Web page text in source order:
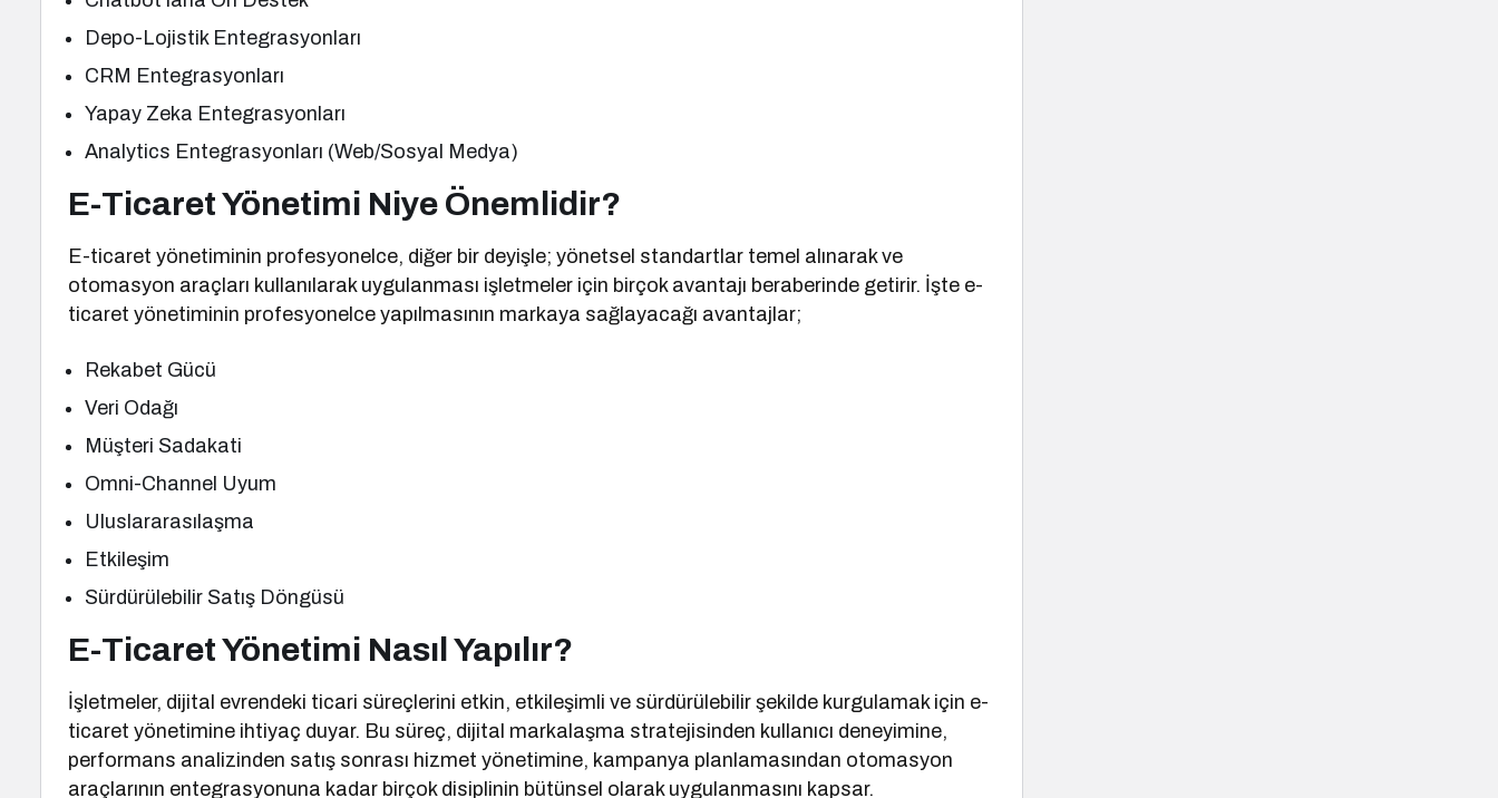
Depo-Lojistik Entegrasyonları
CRM Entegrasyonları
Yapay Zeka Entegrasyonları
Analytics Entegrasyonları (Web/Sosyal Medya)
E-Ticaret Yönetimi Niye Önemlidir?
E-ticaret yönetiminin profesyonelce, diğer bir deyişle; yönetsel standartlar temel alınarak ve
otomasyon araçları kullanılarak uygulanması işletmeler için birçok avantajı beraberinde getirir. İşte e-
ticaret yönetiminin profesyonelce yapılmasının markaya sağlayacağı avantajlar;
Rekabet Gücü
Veri Odağı
Müşteri Sadakati
Omni-Channel Uyum
Uluslararasılaşma
Etkileşim
Sürdürülebilir Satış Döngüsü
E-Ticaret Yönetimi Nasıl Yapılır?
İşletmeler, dijital evrendeki ticari süreçlerini etkin, etkileşimli ve sürdürülebilir şekilde kurgulamak için e-
ticaret yönetimine ihtiyaç duyar. Bu süreç, dijital markalaşma stratejisinden kullanıcı deneyimine,
performans analizinden satış sonrası hizmet yönetimine, kampanya planlamasından otomasyon
araçlarının entegrasyonuna kadar birçok disiplinin bütünsel olarak uygulanmasını kapsar.